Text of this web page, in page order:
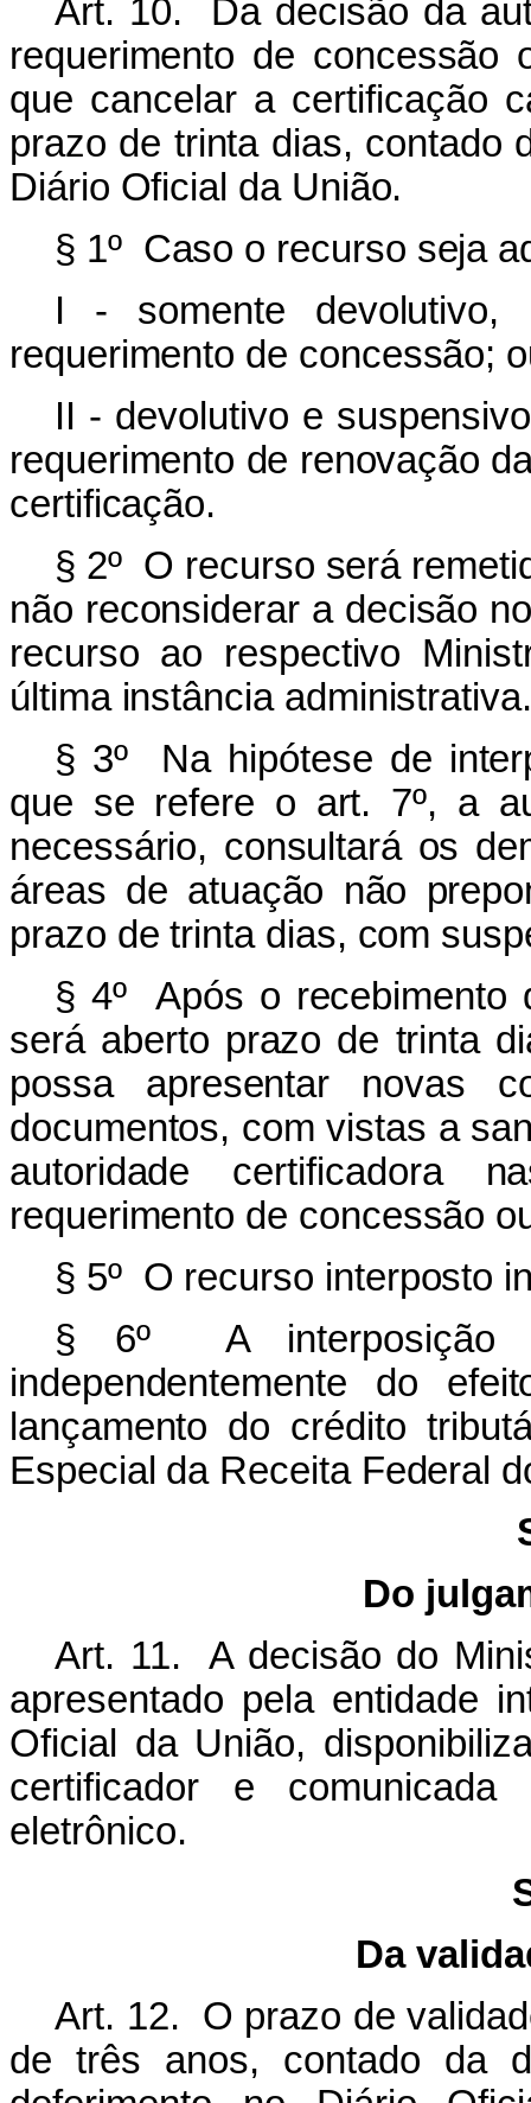
Art. 10. Da decisão da
requerimento de concessão
que cancelar a certificação
prazo de trinta dias, contado
Diário Oficial da União.
§ 1º Caso o recurso seja
I - somente devolutivo,
requerimento de concessão;
II - devolutivo e
requerimento de renovação
certificação.
§ 2º O recurso será
não reconsiderar a decisão
recurso ao respectivo
última instância administrativa.
§ 3º Na hipótese de
que se refere o art. 7º, a
necessário, consultará os
áreas de atuação não
prazo de trinta dias, com
§ 4º Após o recebimento
será aberto prazo de trinta
possa apresentar novas
documentos, com vistas a
autoridade certificadora
requerimento de concessão
§ 5º O recurso interposto
§ 6º A interposição
independentemente do
lançamento do crédito
Especial da Receita Federal
Do
Art. 11. A decisão do
apresentado pela entidade
Oficial da União,
certificador e
eletrônico.
Da
Art. 12. O prazo de
de três anos, contado da